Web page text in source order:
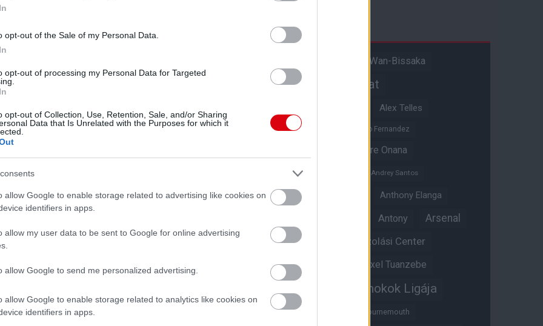
opt-out of the Sale of my Personal Data.
opt-out of processing my Personal Data for Targeted
opt-out of Collection, Use, Retention, Sale, and/or Sharing
Data that Is Unrelated with the Purposes for which it
allow Google to enable storage related to advertising like cookies on
identifiers in apps.
allow my user data to be sent to Google for online advertising
allow Google to send me personalized advertising.
allow Google to enable storage related to analytics like cookies on
identifiers in apps.
3 csapattárshoz). Összes passz 30, ebbõl
hosszú labdájából nem talált embert. 1 lövés(1
blokkolása. Összes passz 41, ebbõl pontos 38
4 pontos.
42, ebbõl pontos 33(79%), emellett 4 pontatlan
2 lövés(0 kaput találó).
Összes passz 21, ebbõl pontos 16 (76%), emellett 1
passz, 2 lövés(2 kaput találó).
ebbõl pontos 26 (65%), emellett 6 beívelésbõl 1
2 lövés(1 kaput találó).
ebbõl pontos 23 (68%), emellett 6 pontatlan beadás,
Összes passz 21, ebbõl pontos 15 (71%),
4 fontos(key) passz, 5 lövés(1 kaput találó).
4 (100%), emellett 2 beadásból 1 pontos.
(50%).
Aaron Wan-Bissaka
Akadémiai csapat
Alex Telles
Altay Bayindir Alvaro Fernandez
Andre Onana
Andreas Pereira
Andrey Santos
Angol válogatott Anthony Elanga
Antony Arsenal
Aston Villa Átigazolási Center
Átigazolások Axel Tuanzebe
Bajnokok Ligája
Benjamin Sesko Bournemouth